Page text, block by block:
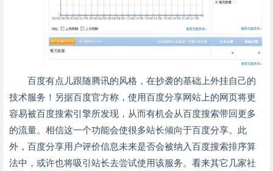
百度有点儿跟随腾讯的风格，在抄袭的基础上外挂自己的
技术服务！另据百度官方称，使用百度分享网站上的网页将更
容易被百度搜索引擎所发现，从而有机会从百度搜索带回更多
的流量。相信这一个功能会使很多站长倾向于百度分享。此
外，百度分享用户评价信息未来是否会被纳入百度搜索排序算
法中，或许也将吸引站长去尝试使用该服务。看来其它几家社